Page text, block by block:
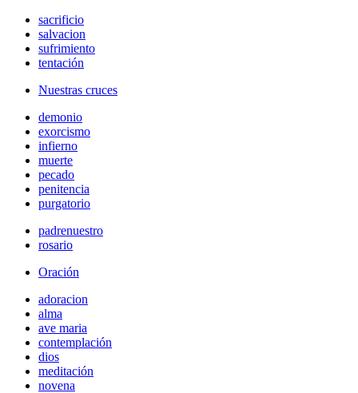
sacrificio
salvacion
sufrimiento
tentación
Nuestras cruces
demonio
exorcismo
infierno
muerte
pecado
penitencia
purgatorio
padrenuestro
rosario
Oración
adoracion
alma
ave maria
contemplación
dios
meditación
novena